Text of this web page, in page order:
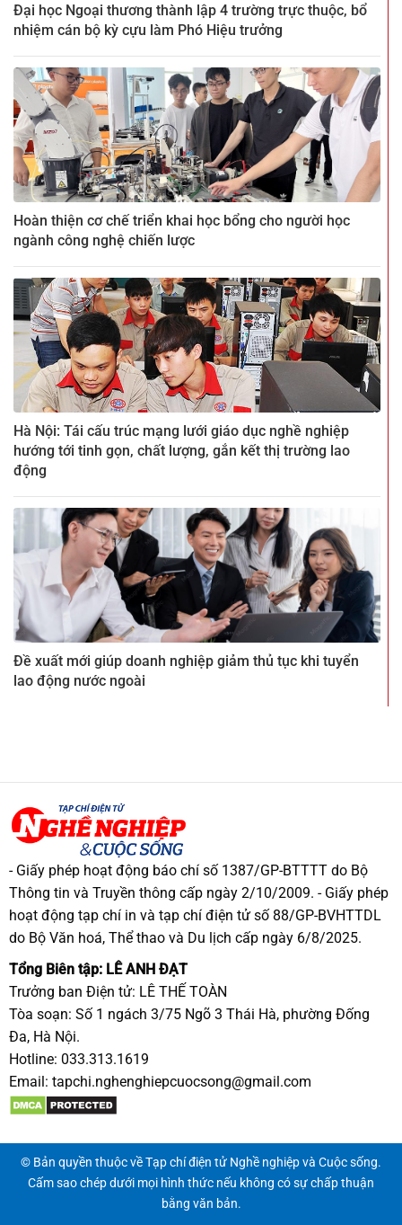
Đại học Ngoại thương thành lập 4 trường trực thuộc, bổ
nhiệm cán bộ kỳ cựu làm Phó Hiệu trưởng
Hoàn thiện cơ chế triển khai học bổng cho người học
ngành công nghệ chiến lược
Hà Nội: Tái cấu trúc mạng lưới giáo dục nghề nghiệp
hướng tới tinh gọn, chất lượng, gắn kết thị trường lao
động
Đề xuất mới giúp doanh nghiệp giảm thủ tục khi tuyển
lao động nước ngoài
- Giấy phép hoạt động báo chí số 1387/GP-BTTTT do Bộ
Thông tin và Truyền thông cấp ngày 2/10/2009. - Giấy phép
hoạt động tạp chí in và tạp chí điện tử số 88/GP-BVHTTDL
do Bộ Văn hoá, Thể thao và Du lịch cấp ngày 6/8/2025.
Tổng Biên tập: LÊ ANH ĐẠT
Trưởng ban Điện tử: LÊ THẾ TOÀN
Tòa soạn: Số 1 ngách 3/75 Ngõ 3 Thái Hà, phường Đống
Đa, Hà Nội.
Hotline: 033.313.1619
Email: tapchi.nghenghiepcuocsong@gmail.com
© Bản quyền thuộc về Tạp chí điện tử Nghề nghiệp và Cuộc sống.
Cấm sao chép dưới mọi hình thức nếu không có sự chấp thuận
bằng văn bản.